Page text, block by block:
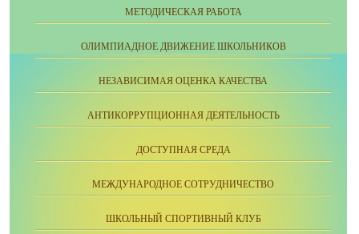
МЕТОДИЧЕСКАЯ РАБОТА
ОЛИМПИАДНОЕ ДВИЖЕНИЕ ШКОЛЬНИКОВ
НЕЗАВИСИМАЯ ОЦЕНКА КАЧЕСТВА
АНТИКОРРУПЦИОННАЯ ДЕЯТЕЛЬНОСТЬ
ДОСТУПНАЯ СРЕДА
МЕЖДУНАРОДНОЕ СОТРУДНИЧЕСТВО
ШКОЛЬНЫЙ СПОРТИВНЫЙ КЛУБ